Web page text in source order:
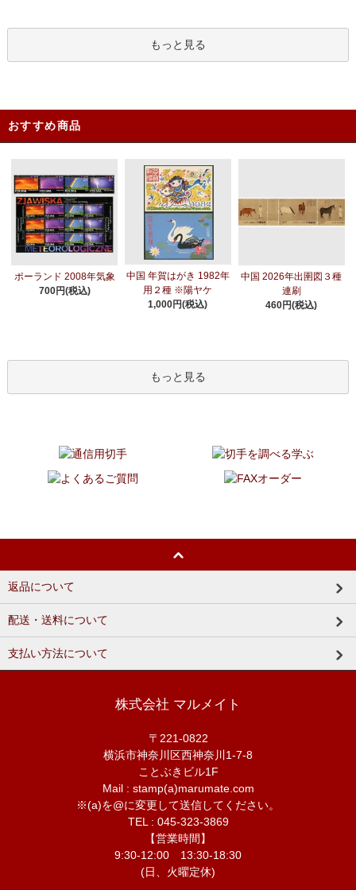
もっと見る
おすすめ商品
ポーランド 2008年気象
700円(税込)
中国 年賀はがき 1982年
用２種 ※陽ヤケ
1,000円(税込)
中国 2026年出圉図３種
連刷
460円(税込)
もっと見る
返品について
配送・送料について
支払い方法について
株式会社 マルメイト
〒221-0822
横浜市神奈川区西神奈川1-7-8
ことぶきビル1F
Mail : stamp(a)marumate.com
※(a)を@に変更して送信してください。
TEL : 045-323-3869
【営業時間】
9:30-12:00 13:30-18:30
(日、火曜定休)